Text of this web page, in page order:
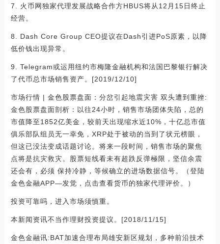
7. 火币网独家代理发展战略合作方HBUS将从12月15日终止
经营。
8. Dash Core Group CEO提议在Dash引进PoS原素，以降
低价钱出现异常。
9. Telegram或运用纽约市梅隆金融机构和法国巴黎银行解决
了代币总市场销售资产。[2019/12/10]
市场行情 | 金色股票盘面：分岔引起地震灾害 双头遭到重挫:
金色股票盘面剖析：以往24小时，销售市场团体失陷，总的
市值降至1852亿美金，较前天出现缩水近10%，十亿总市值
俱乐部队组员无一幸免，XRP处于被动的当到了状元榜眼，
但这已没法变成话题讨论。将来一段时间，销售市场的聚焦
点将是抗灾救灾。股票短线看未有超跌反弹極限，坚信余震
还会有，必须 保持冷静，等候确立的进场数据信号。（登陆
金色金融APP—发觉，点击查看货币的独家代理评价。）
投资可靠吗，进入市场须慎重。
本新闻资讯不当作理财投资提议。[2018/11/15]
金色金融讯:BAT加速合理布局雄安新区规划，多种前沿技术